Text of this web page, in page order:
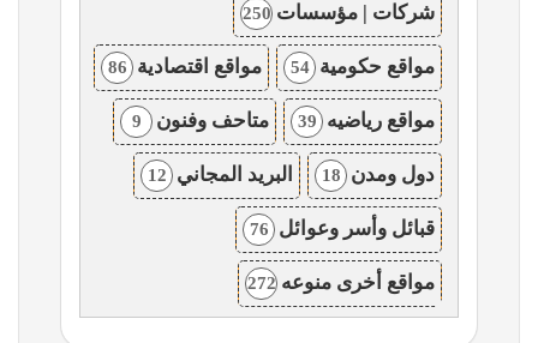
شركات | مؤسسات 250
مواقع حكومية 54 مواقع اقتصادية 86
مواقع رياضيه 39 متاحف وفنون 9
دول ومدن 18 البريد المجاني 12
قبائل وأسر وعوائل 76
مواقع أخرى منوعه 272